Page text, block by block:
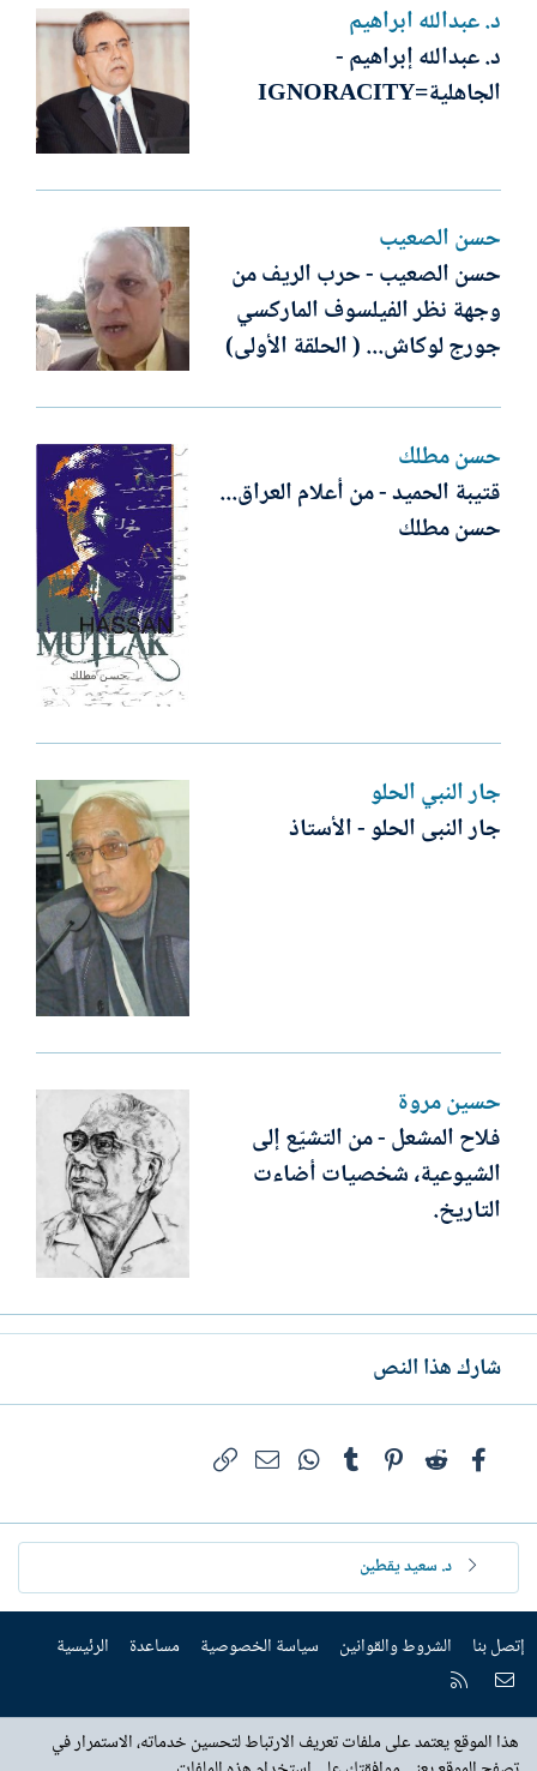
د. عبدالله ابراهيم
د. عبدالله إبراهيم -
الجاهلية=IGNORACITY
حسن الصعيب
حسن الصعيب - حرب الريف من
وجهة نظر الفيلسوف الماركسي
جورج لوكاش... ( الحلقة الأولى)
حسن مطلك
قتيبة الحميد - من أعلام العراق...
حسن مطلك
جار النبي الحلو
جار النبى الحلو - الأستاذ
حسين مروة
فلاح المشعل - من التشيّع إلى
الشيوعية، شخصيات أضاءت
التاريخ.
شارك هذا النص
فيسبوكReddit
Pinterest
Tumblr
WhatsAppالبريد الإلكتروني
د. سعيد يقطين
إتصل بنا الشروط والقوانين سياسة الخصوصية مساعدة الرئيسية
إتصل بنا
هذا الموقع يعتمد على ملفات تعريف الارتباط لتحسين خدماته، الاستمرار في